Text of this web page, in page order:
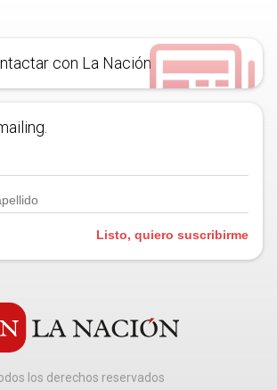
con La Nación
Listo, quiero suscribirme
los derechos reservados